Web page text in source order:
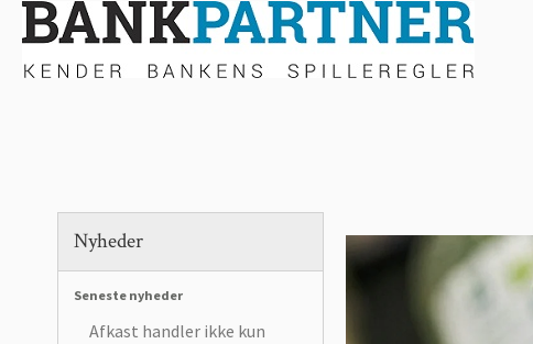
Nyheder
Seneste nyheder
Afkast handler ikke kun